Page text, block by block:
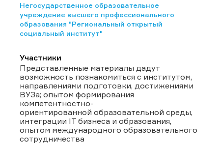
Негосударственное образовательное
учреждение высшего профессионального
образования "Региональный открытый
социальный институт"
Участники
Представленные материалы дадут
возможность познакомиться с институтом,
направлениями подготовки, достижениями
ВУЗа; опытом формирования
компетентностно-
ориентированной образовательной среды,
интеграции IT бизнеса и образования,
опытом международного образовательного
сотрудничества